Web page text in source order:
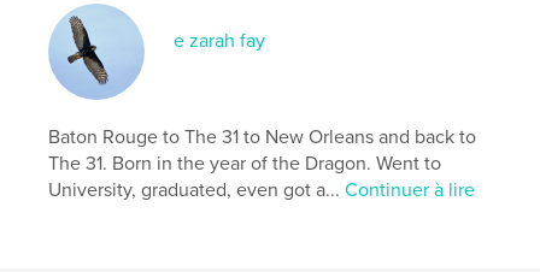
Love ,
e zarah fay
Baton Rouge to The 31 to New Orleans and back to
The 31. Born in the year of the Dragon. Went to
University, graduated, even got a...Continuer à lire